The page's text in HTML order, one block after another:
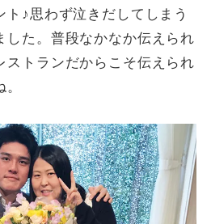
♪思わず泣きだしてしまう
した。普段なかなか伝えられ
ストランだからこそ伝えられ